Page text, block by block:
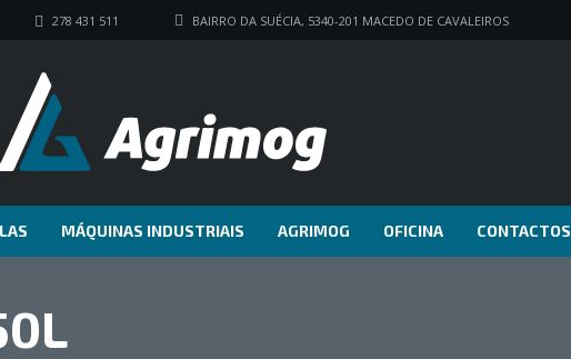
BAIRRO DA SUÉCIA, 5340-201 MACEDO DE CAVALEIROS
278 431 511
MÁQUINAS INDUSTRIAIS AGRIMOG OFICINA CONTACTOS